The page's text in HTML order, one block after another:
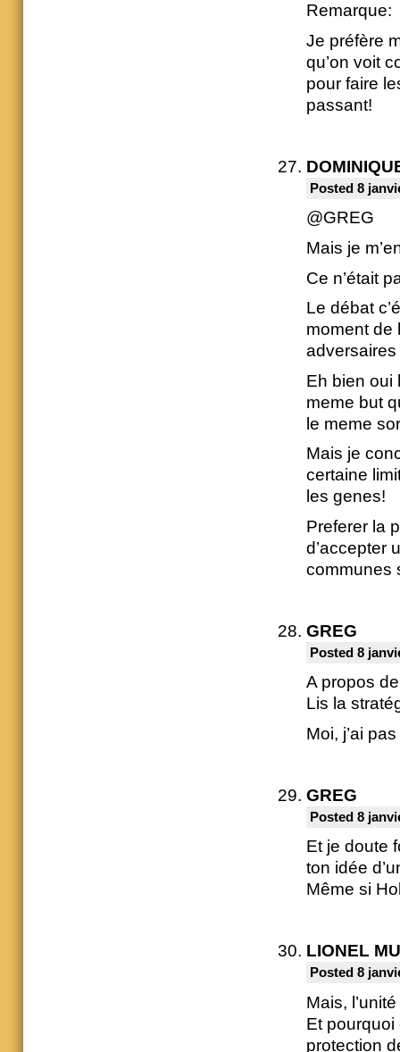
Remarque:
Je préfère
qu’on voit
pour faire
passant!
Posted 8
@GREG
Mais je
Ce n’était
Le débat
moment de
Eh bien oui
meme but
le meme
Mais je
certaine
les genes!
Preferer la
d’accepter
communes
GREG
Posted 8
A propos
Lis la
Moi, j’ai
GREG
Posted 8
Et je doute
ton idée
Même si
LIONEL
Posted 8
Mais,
Et pourquoi
protection